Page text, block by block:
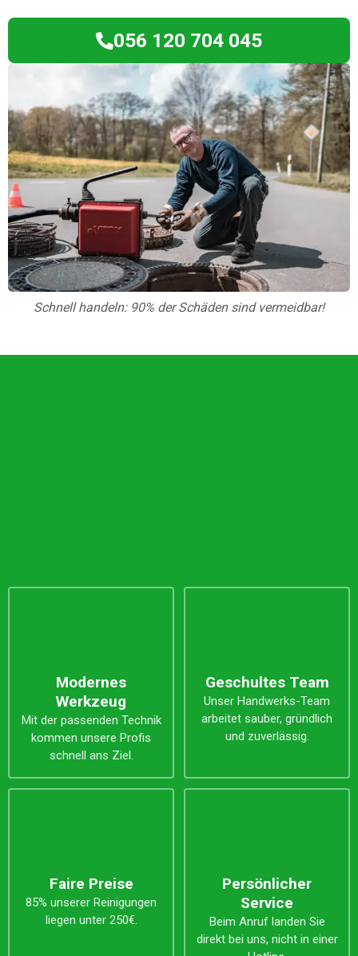
Schnell handeln: 90% der Schäden sind vermeidbar!
056 120 704 045
Modernes
Werkzeug
Mit der passenden Technik
kommen unsere Profis
schnell ans Ziel.
Geschultes Team
Unser Handwerks-Team
arbeitet sauber, gründlich
und zuverlässig.
Faire Preise
85% unserer Reinigungen
liegen unter 250€.
Persönlicher
Service
Beim Anruf landen Sie
direkt bei uns, nicht in einer